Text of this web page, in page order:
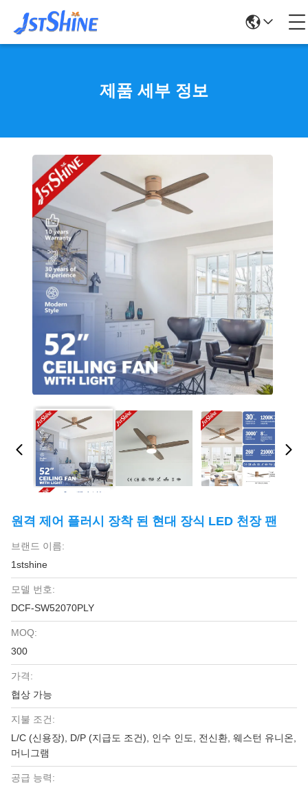
제품 세부 정보
원격 제어 플러시 장착 된 현대 장식 LED 천장 팬
브랜드 이름:
1stshine
모델 번호:
DCF-SW52070PLY
MOQ:
300
가격:
협상 가능
지불 조건:
L/C (신용장), D/P (지급도 조건), 인수 인도, 전신환, 웨스턴 유니온,
머니그램
공급 능력: